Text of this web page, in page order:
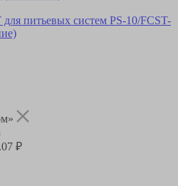
питьевых систем PS-10/FCST-
₽